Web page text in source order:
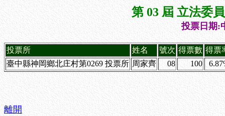
第 03 屆 立法委
投票日期:
投票所 姓名 號次 得票數 得票
臺中縣神岡鄉北庄村第0269 投票所 周家齊 08 100
離開